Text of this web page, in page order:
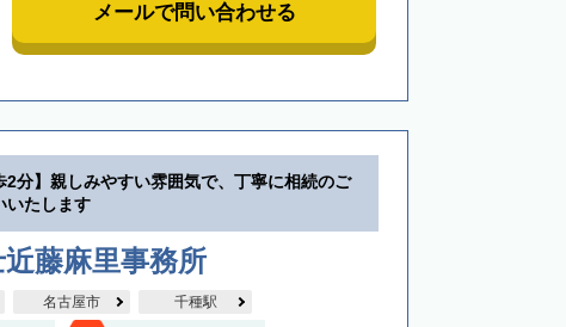
メールで問い合わせる
2分】親しみやすい雰囲気で、丁寧に相続のご
いたします
藤麻里事務所
名古屋市 千種駅